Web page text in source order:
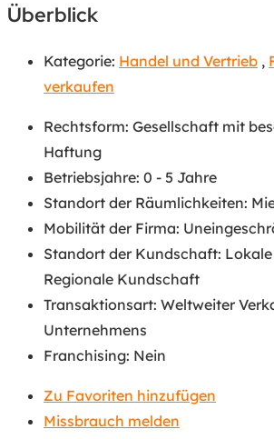
Überblick
Kategorie: Handel und Vertrieb ,
verkaufen
Rechtsform: Gesellschaft mit
Haftung
Betriebsjahre: 0 - 5 Jahre
Standort der Räumlichkeiten:
Mobilität der Firma:
Standort der Kundschaft:
Regionale Kundschaft
Transaktionsart: Weltweiter
Unternehmens
Franchising: Nein
Zu Favoriten hinzufügen
Missbrauch melden